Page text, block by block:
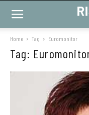
Home Tag Euromonitor
Tag: